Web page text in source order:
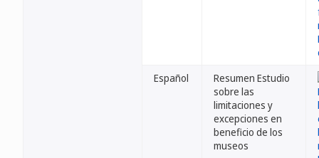
Español
Resumen Estudio
sobre las
limitaciones y
excepciones en
beneficio de los
museos